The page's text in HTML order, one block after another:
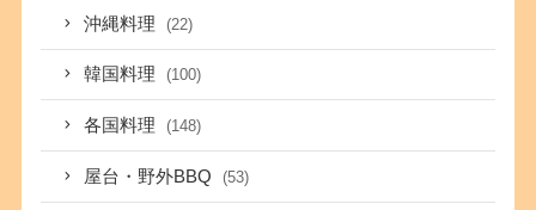
沖縄料理 (22)
韓国料理 (100)
各国料理 (148)
屋台・野外BBQ (53)